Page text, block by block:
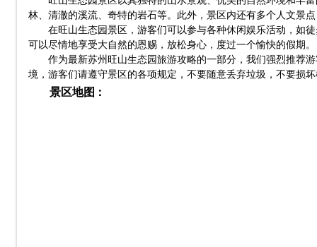
林、清澈的溪流、奇特的岩石等。此外，景区内还有多个人文景
在旺山生态园景区，游客们可以参与各种休闲娱乐活动，如
可以尽情地享受大自然的恩赐，放松身心，度过一个愉快的假期。
作为最新苏州旺山生态园旅游攻略的一部分，我们强烈推荐
境，游客们请遵守景区的各项规定，不要随意丢弃垃圾，不要损
景区地图：